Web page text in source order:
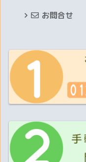
お問合せ